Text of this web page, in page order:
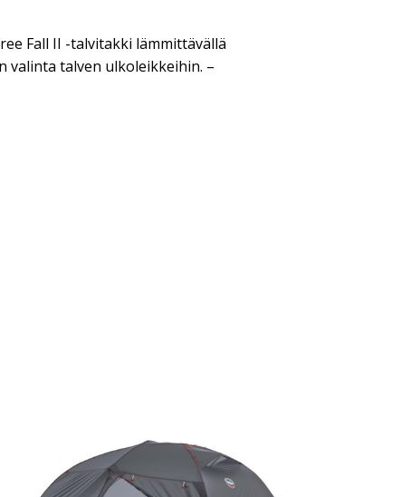
Fall II -talvitakki lämmittävällä
valinta talven ulkoleikkeihin. –